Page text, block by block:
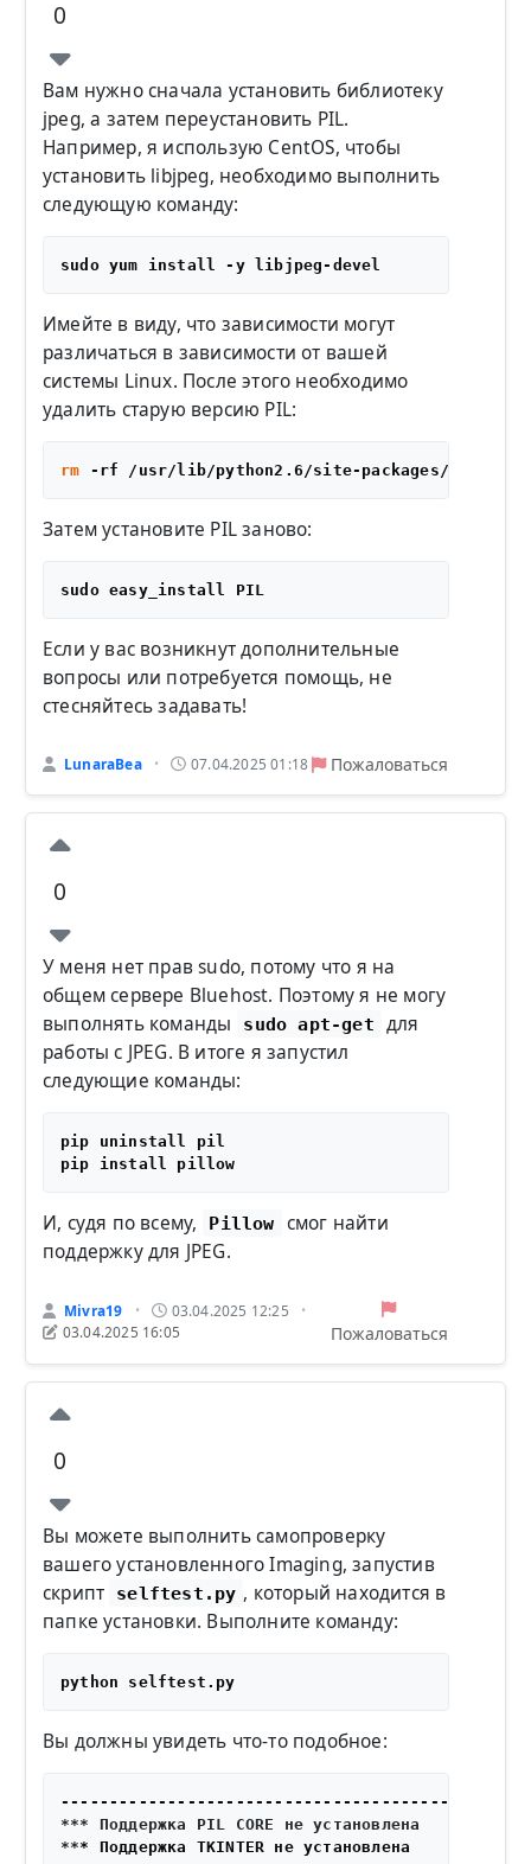
0
Вам нужно сначала установить библиотеку
jpeg, а затем переустановить PIL.
Например, я использую CentOS, чтобы
установить libjpeg, необходимо выполнить
следующую команду:
Имейте в виду, что зависимости могут
различаться в зависимости от вашей
системы Linux. После этого необходимо
удалить старую версию PIL:
rm
Затем установите PIL заново:
Если у вас возникнут дополнительные
вопросы или потребуется помощь, не
стесняйтесь задавать!
LunaraBea • 07.04.2025 01:18 Пожаловаться
0
У меня нет прав sudo, потому что я на
общем сервере Bluehost. Поэтому я не могу
выполнять команды
sudo apt-get
для
работы с JPEG. В итоге я запустил
следующие команды:
pip uninstall pil
И, судя по всему, Pillow
смог найти
поддержку для JPEG.
Mivra19 • 03.04.2025 12:25 •
03.04.2025 16:05 Пожаловаться
0
Вы можете выполнить самопроверку
вашего установленного Imaging, запустив
скрипт
selftest.py , который находится в
папке установки. Выполните команду:
Вы должны увидеть что-то подобное:
*** Поддержка PIL CORE не установлена
*** Поддержка TKINTER не установлена